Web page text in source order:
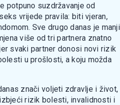
potpuno suzdržavanje od
vrijede pravila: biti vjeran,
Sve drugo danas je manji
više od tri partnera znatno
svaki partner donosi novi rizik
u prošlosti, a koju možda
znači voljeti zdravlje i život,
rizik bolesti, invalidnosti i